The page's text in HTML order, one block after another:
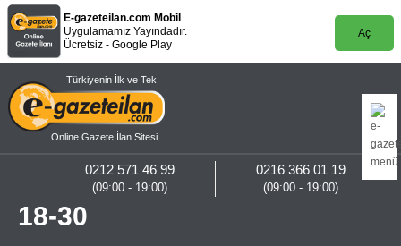
E-gazeteilan.com Mobil
Uygulamamız Yayındadır.
Ücretsiz - Google Play
Aç
Türkiyenin İlk ve Tek
Online Gazete İlan Sitesi
0216 366 01 19
(09:00 - 19:00)
0212 571 46 99
(09:00 - 19:00)
18-30